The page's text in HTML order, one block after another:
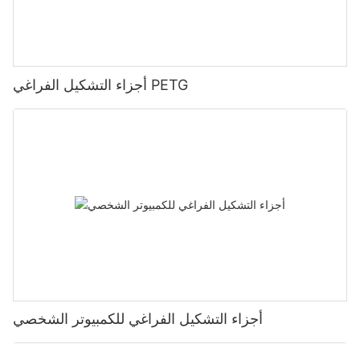
أجزاء التشكيل الفراغي PETG
أجزاء التشكيل الفراغي للكمبيوتر الشخصي